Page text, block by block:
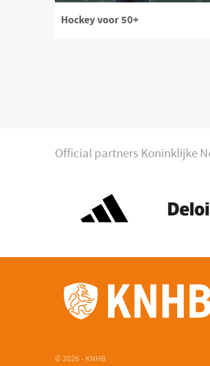
Hockey voor 50+
Official partners Koninklijke
© 2026 - KNHB